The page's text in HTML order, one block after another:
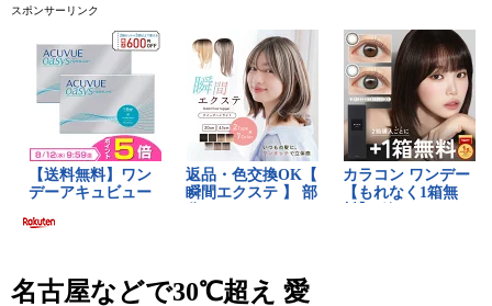
スポンサーリンク
名古屋などで30℃超え 愛